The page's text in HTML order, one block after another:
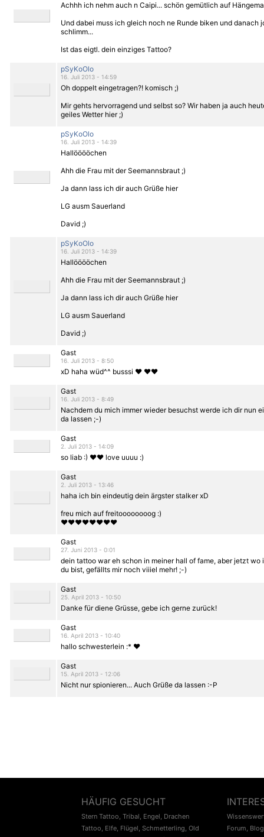
Achhh ich nehm auch n Caipi... schön gemütlich auf
Und dabei muss ich gleich noch ne Runde biken und danach
schlimm...
Ist das eigtl. dein einziges Tattoo?
pSyKoOlo
16. Juli 2013 - 14:59
Oh doppelt eingetragen?! komisch ;)
Mir gehts hervorragend und selbst so? Wir haben ja auch
geiles Wetter hier ;)
pSyKoOlo
16. Juli 2013 - 14:39
Hallööööchen
Ahh die Frau mit der Seemannsbraut ;)
Ja dann lass ich dir auch Grüße hier
LG ausm Sauerland
David ;)
pSyKoOlo
16. Juli 2013 - 14:39
Hallööööchen
Ahh die Frau mit der Seemannsbraut ;)
Ja dann lass ich dir auch Grüße hier
LG ausm Sauerland
David ;)
Gast
16. Juli 2013 - 8:50
xD haha wüd^^ busssi ♥ ♥♥
Gast
16. Juli 2013 - 8:49
Nachdem du mich immer wieder besuchst werde ich dir nun
da lassen ;-)
Gast
2. Juli 2013 - 14:09
so liab :) ♥♥ love uuuu :)
Gast
2. Juli 2013 - 13:46
haha ich bin eindeutig dein ärgster stalker xD
freu mich auf freitoooooooog :)
♥♥♥♥♥♥♥♥
Gast
27. Juni 2013 - 0:01
dein tattoo war eh schon in meiner hall of fame, aber jetzt wo
du bist, gefällts mir noch viiiel mehr! ;-)
Gast
25. April 2013 - 10:50
Danke für diene Grüsse, gebe ich gerne zurück!
Gast
16. April 2013 - 10:40
hallo schwesterlein :* ♥
Gast
15. April 2013 - 12:06
Nicht nur spionieren... Auch Grüße da lassen :-P
HÄUFIG GESUCHT
Stern Tattoo, Tribal, Engel, Drachen
Tattoo, Elfe, Flügel, Schmetterling, Old
Forum, Blog